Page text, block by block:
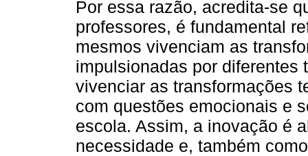
Por essa razão, acredita-se
professores, é fundamental
mesmos vivenciam as
impulsionadas por diferentes
vivenciar as transformações
com questões emocionais e
escola. Assim, a inovação é
necessidade e, também